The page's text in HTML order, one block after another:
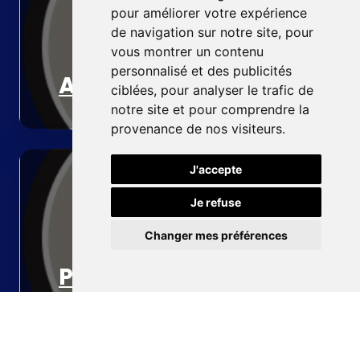
pour améliorer votre expérience
de navigation sur notre site, pour
vous montrer un contenu
personnalisé et des publicités
ciblées, pour analyser le trafic de
notre site et pour comprendre la
provenance de nos visiteurs.
J'accepte
Je refuse
Changer mes préférences
Accueil
Pompe à chaleur